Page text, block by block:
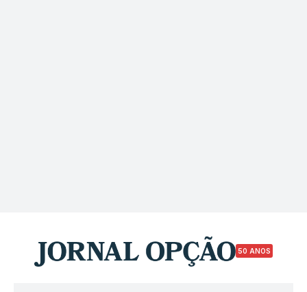
50 ANOS